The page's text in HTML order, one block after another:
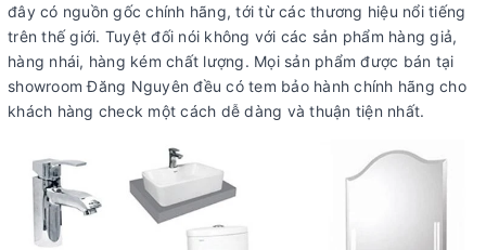
đây có nguồn gốc chính hãng, tới từ các thương hiệu nổi tiếng
trên thế giới. Tuyệt đối nói không với các sản phẩm hàng giả,
hàng nhái, hàng kém chất lượng. Mọi sản phẩm được bán tại
showroom Đăng Nguyên đều có tem bảo hành chính hãng cho
khách hàng check một cách dễ dàng và thuận tiện nhất.